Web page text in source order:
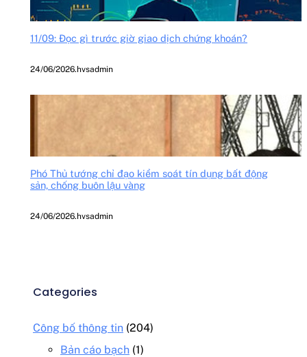
11/09: Đọc gì trước giờ giao dịch chứng khoán?
24/06/2026. hvsadmin
Phó Thủ tướng chỉ đạo kiểm soát tín dụng bất động
sản, chống buôn lậu vàng
24/06/2026. hvsadmin
Categories
Công bố thông tin (204)
Bản cáo bạch (1)